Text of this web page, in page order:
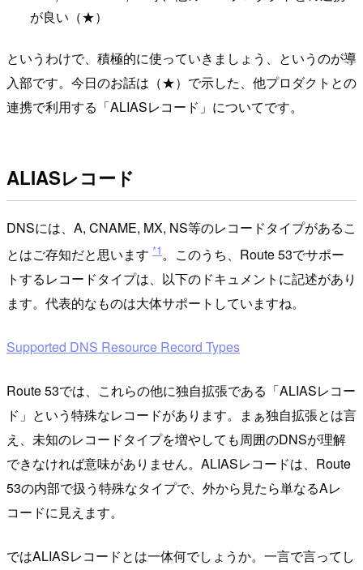
が良い（★）
というわけで、積極的に使っていきましょう、というのが導
入部です。今日のお話は（★）で示した、他プロダクトとの
連携で利用する「ALIASレコード」についてです。
ALIASレコード
DNSには、A, CNAME, MX, NS等のレコードタイプがあるこ
とはご存知だと思います *1。このうち、Route 53でサポー
トするレコードタイプは、以下のドキュメントに記述があり
ます。代表的なものは大体サポートしていますね。
Supported DNS Resource Record Types
Route 53では、これらの他に独自拡張である「ALIASレコー
ド」という特殊なレコードがあります。まぁ独自拡張とは言
え、未知のレコードタイプを増やしても周囲のDNSが理解
できなければ意味がありません。ALIASレコードは、Route
53の内部で扱う特殊なタイプで、外から見たら単なるAレ
コードに見えます。
ではALIASレコードとは一体何でしょうか。一言で言ってし